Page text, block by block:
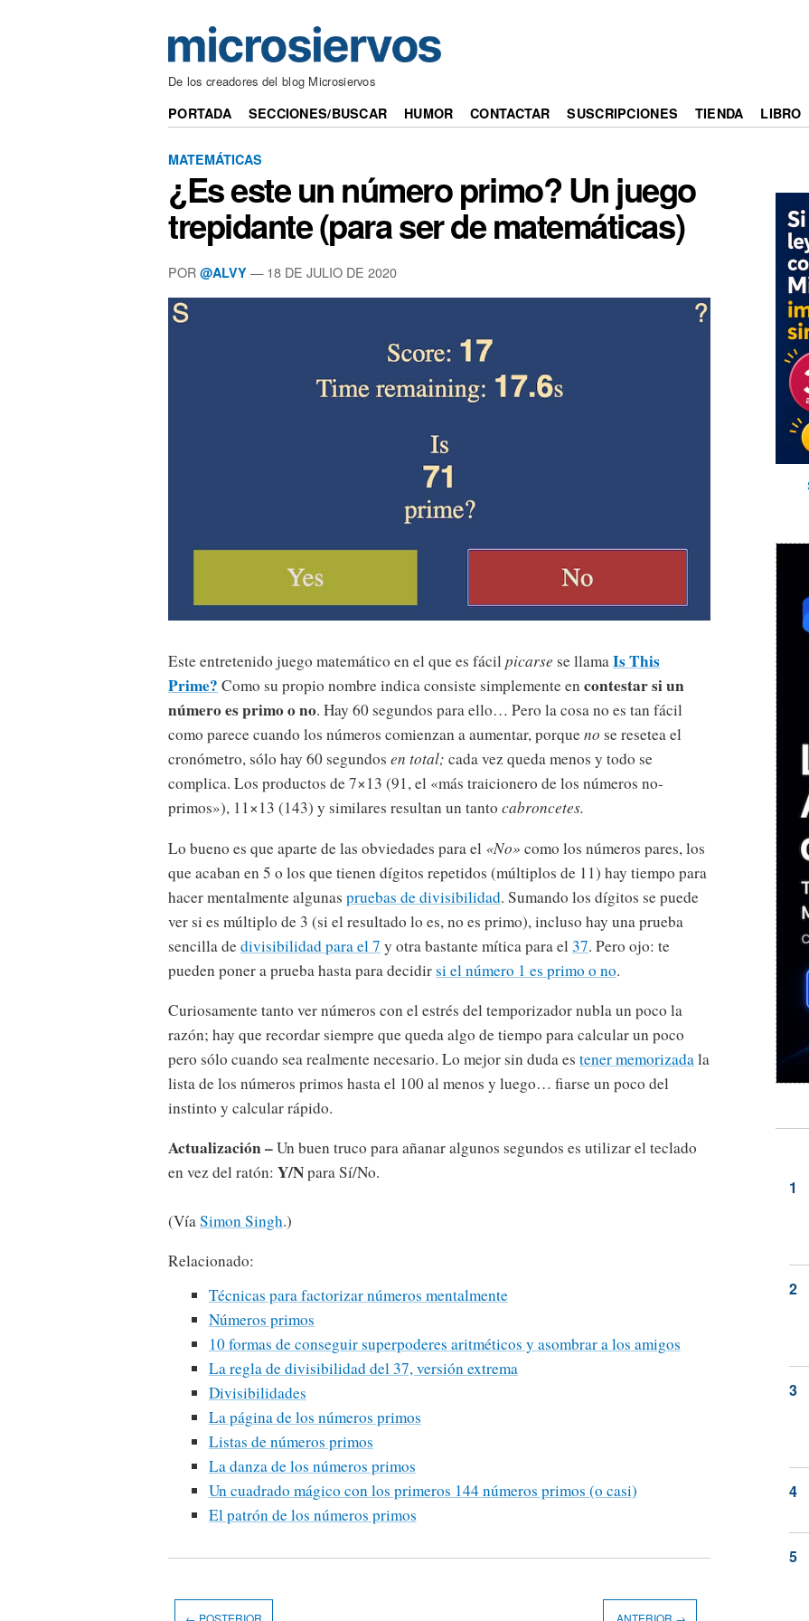
De los creadores del blog Microsiervos
PORTADA SECCIONES/BUSCAR HUMOR CONTACTAR SUSCRIPCIONES TIENDA LIBRO
MATEMÁTICAS
¿Es este un número primo? Un juego
trepidante (para ser de matemáticas)
POR @ALVY — 18 DE JULIO DE 2020
Este entretenido juego matemático en el que es fácilpicarse se llamaIs This
Prime? Como su propio nombre indica consiste simplemente encontestar si un
número es primo o no. Hay 60 segundos para ello… Pero la cosa no es tan fácil
como parece cuando los números comienzan a aumentar, porqueno se resetea el
cronómetro, sólo hay 60 segundos en total; cada vez queda menos y todo se
complica. Los productos de 7×13 (91, el «más traicionero de los números no-
primos»), 11×13 (143) y similares resultan un tanto cabroncetes.
Lo bueno es que aparte de las obviedades para el «No» como los números pares, los
que acaban en 5 o los que tienen dígitos repetidos (múltiplos de 11) hay tiempo para
hacer mentalmente algunas pruebas de divisibilidad. Sumando los dígitos se puede
ver si es múltiplo de 3 (si el resultado lo es, no es primo), incluso hay una prueba
sencilla dedivisibilidad para el 7 y otra bastante mítica para el 37. Pero ojo: te
pueden poner a prueba hasta para decidirsi el número 1 es primo o no.
Curiosamente tanto ver números con el estrés del temporizador nubla un poco la
razón; hay que recordar siempre que queda algo de tiempo para calcular un poco
pero sólo cuando sea realmente necesario. Lo mejor sin duda es tener memorizadala
lista de los números primos hasta el 100 al menos y luego… fiarse un poco del
instinto y calcular rápido.
Actualización –Un buen truco para añanar algunos segundos es utilizar el teclado
en vez del ratón: Y/Npara Sí/No.
(VíaSimon Singh.)
Relacionado:
Técnicas para factorizar números mentalmente
Números primos
10 formas de conseguir superpoderes aritméticos y asombrar a los amigos
La regla de divisibilidad del 37, versión extrema
Divisibilidades
La página de los números primos
Listas de números primos
La danza de los números primos
Un cuadrado mágico con los primeros 144 números primos (o casi)
El patrón de los números primos
← POSTERIOR ANTERIOR →